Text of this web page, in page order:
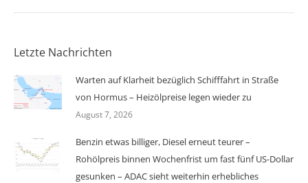
Letzte Nachrichten
Warten auf Klarheit bezüglich Schifffahrt in Straße
von Hormus – Heizölpreise legen wieder zu
August 7, 2026
Benzin etwas billiger, Diesel erneut teurer –
Rohölpreis binnen Wochenfrist um fast fünf US-Dollar
gesunken – ADAC sieht weiterhin erhebliches